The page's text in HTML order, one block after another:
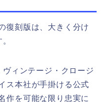
復刻版は、大きく分け
ィンテージ・クロージ
ス本社が手掛ける公式
作を可能な限り忠実に